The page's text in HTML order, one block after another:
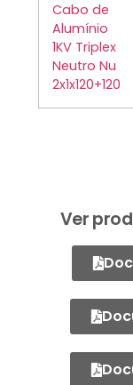
Cabo de
Alumínio
1KV Triplex
Neutro Nu
2x1x120+120
Ver